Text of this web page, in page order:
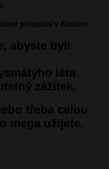
přespání v Kadani
abyste byli
léta
zážitek.
třeba celou
mega užijete.